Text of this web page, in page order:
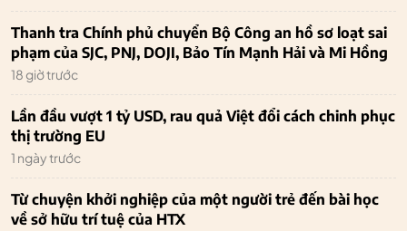
Thanh tra Chính phủ chuyển Bộ Công an hồ sơ loạt sai
phạm của SJC, PNJ, DOJI, Bảo Tín Mạnh Hải và Mi Hồng
18 giờ trước
Lần đầu vượt 1 tỷ USD, rau quả Việt đổi cách chinh phục
thị trường EU
1 ngày trước
Từ chuyện khởi nghiệp của một người trẻ đến bài học
về sở hữu trí tuệ của HTX